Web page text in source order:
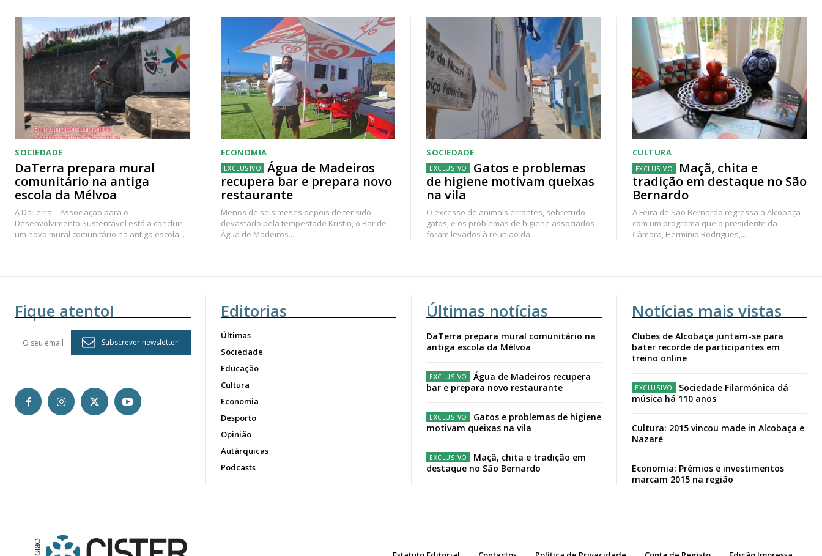
SOCIEDADE
DaTerra prepara mural
comunitário na antiga
escola da Mélvoa
A DaTerra – Associação para o
Desenvolvimento Sustentável está a concluir
um novo mural comunitário na antiga escola...
ECONOMIA
Água de Madeiros
recupera bar e prepara novo
restaurante
Menos de seis meses depois de ter sido
devastado pela tempestade Kristin, o Bar de
Água de Madeiros...
SOCIEDADE
Gatos e problemas
de higiene motivam queixas
na vila
O excesso de animais errantes, sobretudo
gatos, e os problemas de higiene associados
foram levados à reunião da...
CULTURA
Maçã, chita e
tradição em destaque no São
Bernardo
A Feira de São Bernardo regressa a Alcobaça
com um programa que o presidente da
Câmara, Hermínio Rodrigues,...
Fique atento!
Subscrever newsletter!
Editorias
Últimas
Sociedade
Educação
Cultura
Economia
Desporto
Opinião
Autárquicas
Podcasts
Últimas notícias
DaTerra prepara mural comunitário na
antiga escola da Mélvoa
Água de Madeiros recupera
bar e prepara novo restaurante
Gatos e problemas de higiene
motivam queixas na vila
Maçã, chita e tradição em
destaque no São Bernardo
Notícias mais vistas
Clubes de Alcobaça juntam-se para
bater recorde de participantes em
treino online
Sociedade Filarmónica dá
música há 110 anos
Cultura: 2015 vincou made in Alcobaça e
Nazaré
Economia: Prémios e investimentos
marcam 2015 na região